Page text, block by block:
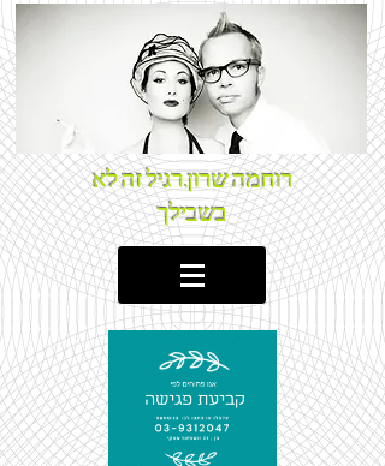
רוחמה שרון.רגיל זה לא
בשבילך